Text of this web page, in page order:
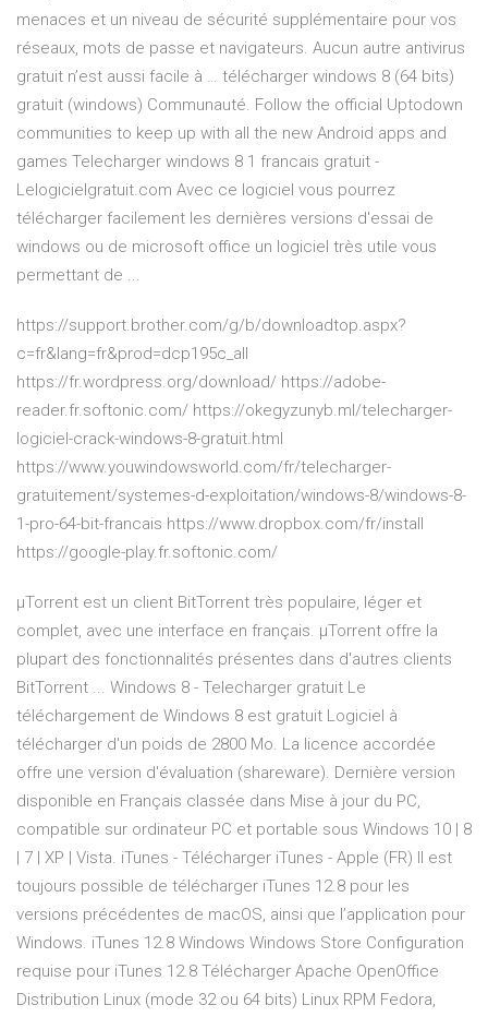
menaces et un niveau de sécurité supplémentaire pour vos
réseaux, mots de passe et navigateurs. Aucun autre antivirus
gratuit n’est aussi facile à … télécharger windows 8 (64 bits)
gratuit (windows) Communauté. Follow the official Uptodown
communities to keep up with all the new Android apps and
games Telecharger windows 8 1 francais gratuit -
Lelogicielgratuit.com Avec ce logiciel vous pourrez
télécharger facilement les dernières versions d'essai de
windows ou de microsoft office un logiciel très utile vous
permettant de ...
https://support.brother.com/g/b/downloadtop.aspx?
c=fr&lang=fr&prod=dcp195c_all
https://fr.wordpress.org/download/ https://adobe-
reader.fr.softonic.com/ https://okegyzunyb.ml/telecharger-
logiciel-crack-windows-8-gratuit.html
https://www.youwindowsworld.com/fr/telecharger-
gratuitement/systemes-d-exploitation/windows-8/windows-8-
1-pro-64-bit-francais https://www.dropbox.com/fr/install
https://google-play.fr.softonic.com/
µTorrent est un client BitTorrent très populaire, léger et
complet, avec une interface en français. µTorrent offre la
plupart des fonctionnalités présentes dans d'autres clients
BitTorrent ... Windows 8 - Telecharger gratuit Le
téléchargement de Windows 8 est gratuit Logiciel à
télécharger d'un poids de 2800 Mo. La licence accordée
offre une version d'évaluation (shareware). Dernière version
disponible en Français classée dans Mise à jour du PC,
compatible sur ordinateur PC et portable sous Windows 10 | 8
| 7 | XP | Vista. iTunes - Télécharger iTunes - Apple (FR) Il est
toujours possible de télécharger iTunes 12.8 pour les
versions précédentes de macOS, ainsi que l’application pour
Windows. iTunes 12.8 Windows Windows Store Configuration
requise pour iTunes 12.8 Télécharger Apache OpenOffice
Distribution Linux (mode 32 ou 64 bits) Linux RPM Fedora,